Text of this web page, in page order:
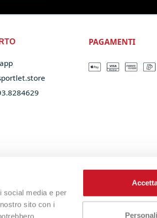
social media e per
sito con i
PAGAMENTI